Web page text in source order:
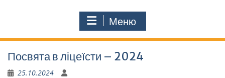
Меню
Посвята в ліцеїсти – 2024
25.10.2024